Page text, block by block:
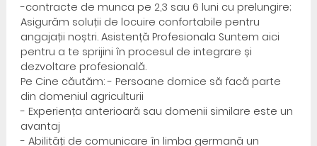
-contracte de munca pe 2,3 sau 6 luni cu prelungire;
Asigurăm soluții de locuire confortabile pentru
angajații noștri. Asistență Profesionala Suntem aici
pentru a te sprijini în procesul de integrare și
dezvoltare profesională.
Pe Cine căutăm: - Persoane dornice să facă parte
din domeniul agriculturii
- Experiența anterioară sau domenii similare este un
avantaj
- Abilități de comunicare în limba germană un